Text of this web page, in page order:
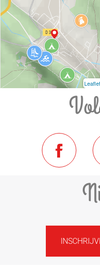
Leaflet